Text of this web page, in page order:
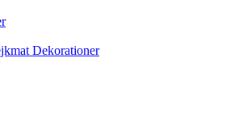
Dekorationer